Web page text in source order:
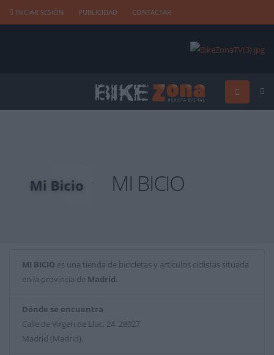
INICIAR SESIÓN PUBLICIDAD CONTACTAR
MI BICIO
MI BICIO es una tienda de bicicletas y artículos ciclistas situada
en la provincia de Madrid.
Dónde se encuentra
Calle de Virgen de Lluc, 24 28027
Madrid (Madrid).